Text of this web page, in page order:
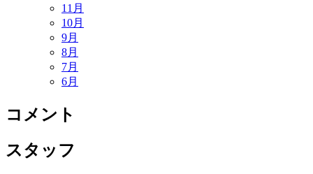
11月
10月
9月
8月
7月
6月
コメント
スタッフ